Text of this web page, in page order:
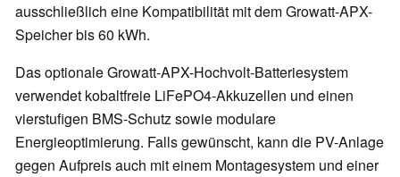
ausschließlich eine Kompatibilität mit dem Growatt-APX-
Speicher bis 60 kWh.
Das optionale Growatt-APX-Hochvolt-Batteriesystem
verwendet kobaltfreie LiFePO4-Akkuzellen und einen
vierstufigen BMS-Schutz sowie modulare
Energieoptimierung. Falls gewünscht, kann die PV-Anlage
gegen Aufpreis auch mit einem Montagesystem und einer